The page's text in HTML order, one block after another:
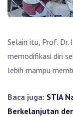
Selain itu, Prof.
memodifikasi diri
lebih mampu
Baca juga: STIA
Berkelanjutan